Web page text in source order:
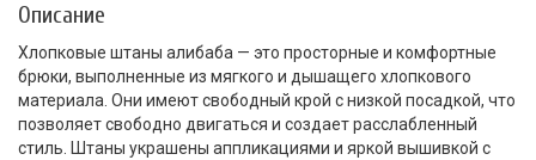
Описание
Хлопковые штаны алибаба — это просторные и комфортные
брюки, выполненные из мягкого и дышащего хлопкового
материала. Они имеют свободный крой с низкой посадкой, что
позволяет свободно двигаться и создает расслабленный
стиль. Штаны украшены аппликациями и яркой вышивкой с